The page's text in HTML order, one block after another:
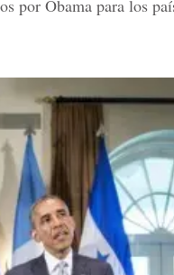
por Obama para los